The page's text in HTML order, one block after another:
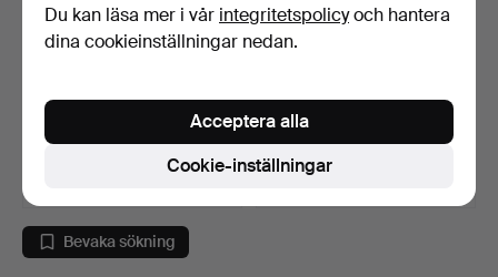
61.
13 dagar
Värdering
Bevaka sökning
Du kan läsa mer i vår integritetspolicyoch hantera
dina cookieinställningar nedan.
Cookie-inställningar
Acceptera alla